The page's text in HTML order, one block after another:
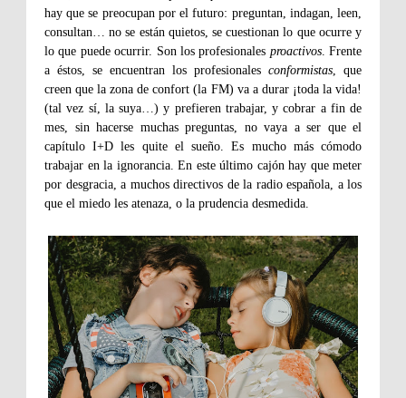
hay que se preocupan por el futuro: preguntan, indagan, leen,
consultan… no se están quietos, se cuestionan lo que ocurre y
lo que puede ocurrir. Son los profesionales proactivos. Frente
a éstos, se encuentran los profesionales conformistas, que
creen que la zona de confort (la FM) va a durar ¡toda la vida!
(tal vez sí, la suya…) y prefieren trabajar, y cobrar a fin de
mes, sin hacerse muchas preguntas, no vaya a ser que el
capítulo I+D les quite el sueño. Es mucho más cómodo
trabajar en la ignorancia. En este último cajón hay que meter
por desgracia, a muchos directivos de la radio española, a los
que el miedo les atenaza, o la prudencia desmedida.